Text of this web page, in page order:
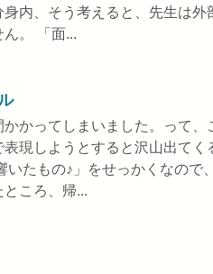
内、そう考えると、先生は外
。 「面...
かってしまいました。って、
現しようとすると沢山出て
いたもの♪」をせっかくなので
ころ、帰...